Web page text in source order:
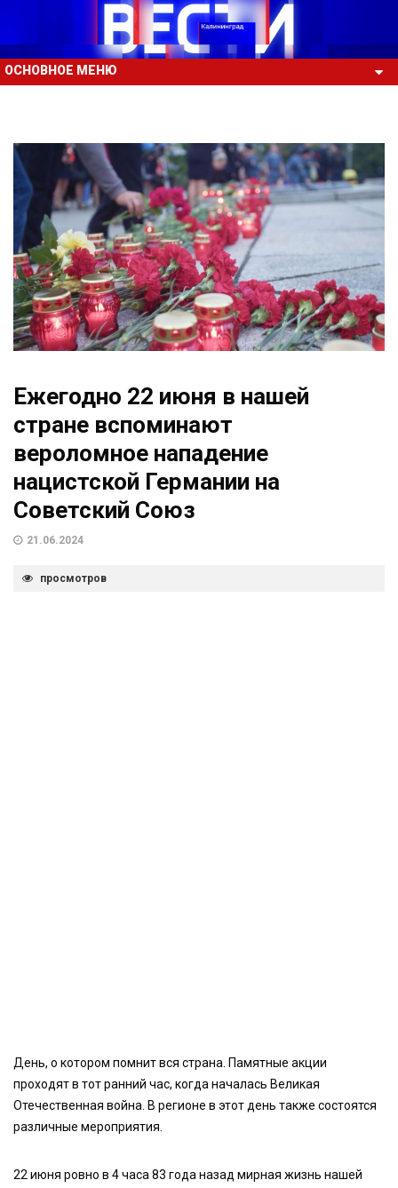
ОСНОВНОЕ МЕНЮ
Ежегодно 22 июня в нашей
стране вспоминают
вероломное нападение
нацистской Германии на
Советский Союз
21.06.2024
просмотров
День, о котором помнит вся страна. Памятные акции
проходят в тот ранний час, когда началась Великая
Отечественная война. В регионе в этот день также состоятся
различные мероприятия.
22 июня ровно в 4 часа 83 года назад мирная жизнь нашей